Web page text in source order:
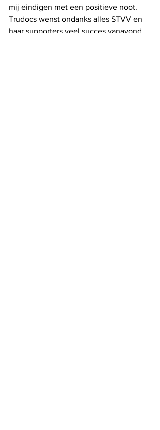
mij eindigen met een positieve noot.
Trudocs wenst ondanks alles STVV en
haar supporters veel succes vanavond